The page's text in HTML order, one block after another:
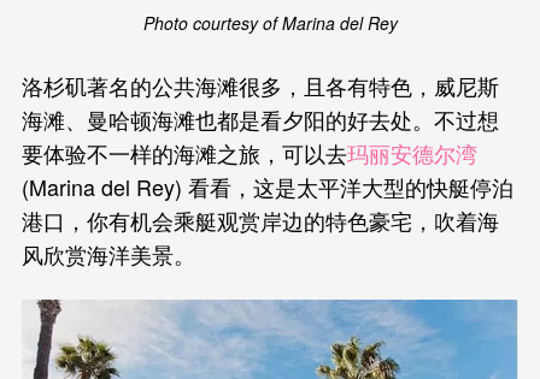
Photo courtesy of Marina del Rey
洛杉矶著名的公共海滩很多，且各有特色，威尼斯
海滩、曼哈顿海滩也都是看夕阳的好去处。不过想
要体验不一样的海滩之旅，可以去玛丽安德尔湾
(Marina del Rey) 看看，这是太平洋大型的快艇停泊
港口，你有机会乘艇观赏岸边的特色豪宅，吹着海
风欣赏海洋美景。